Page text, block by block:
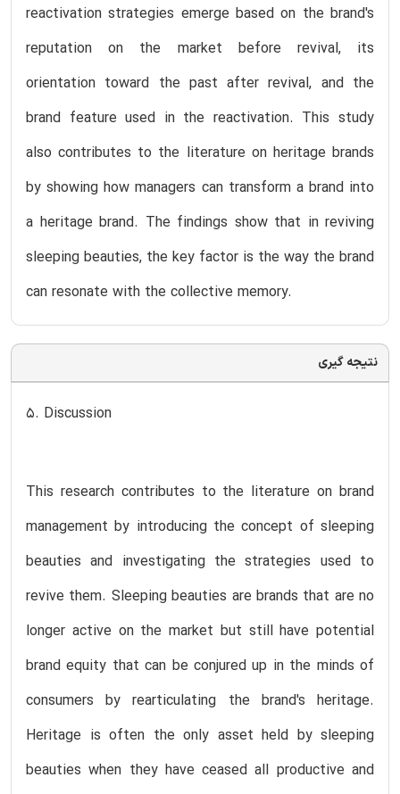
reactivation strategies emerge based on the brand's
reputation on the market before revival, its
orientation toward the past after revival, and the
brand feature used in the reactivation. This study
also contributes to the literature on heritage brands
by showing how managers can transform a brand into
a heritage brand. The findings show that in reviving
sleeping beauties, the key factor is the way the brand
can resonate with the collective memory.
نتیجه گیری
5. Discussion
This research contributes to the literature on brand
management by introducing the concept of sleeping
beauties and investigating the strategies used to
revive them. Sleeping beauties are brands that are no
longer active on the market but still have potential
brand equity that can be conjured up in the minds of
consumers by rearticulating the brand's heritage.
Heritage is often the only asset held by sleeping
beauties when they have ceased all productive and